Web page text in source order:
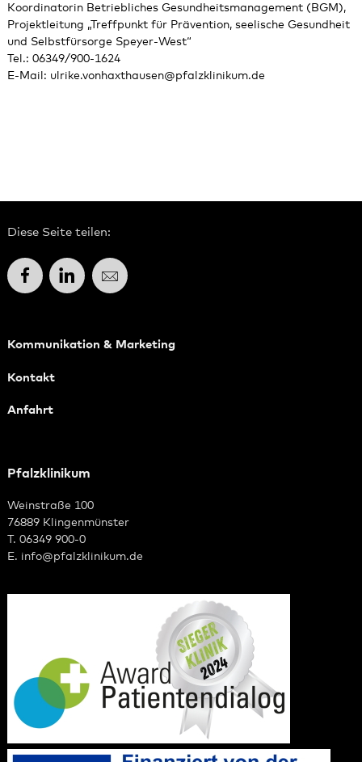
Koordinatorin Betriebliches Gesundheitsmanagement (BGM),
Projektleitung „Treffpunkt für Prävention, seelische Gesundheit
und Selbstfürsorge Speyer-West“
Tel.: 06349/900-1624
E-Mail: ulrike.vonhaxthausen@pfalzklinikum.de
Diese Seite teilen:
FacebookLinkedInE-Mail
Kommunikation & Marketing
Kontakt
Anfahrt
Pfalzklinikum
Weinstraße 100
76889 Klingenmünster
T. 06349 900-0
E. info@pfalzklinikum.de